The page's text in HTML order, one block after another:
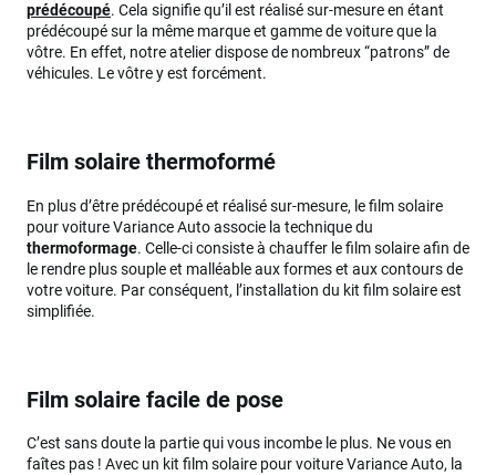
prédécoupé. Cela signifie qu’il est réalisé sur-mesure en étant
prédécoupé sur la même marque et gamme de voiture que la
vôtre. En effet, notre atelier dispose de nombreux “patrons” de
véhicules. Le vôtre y est forcément.
Film solaire thermoformé
En plus d’être prédécoupé et réalisé sur-mesure, le film solaire
pour voiture Variance Auto associe la technique du
thermoformage. Celle-ci consiste à chauffer le film solaire afin de
le rendre plus souple et malléable aux formes et aux contours de
votre voiture. Par conséquent, l’installation du kit film solaire est
simplifiée.
Film solaire facile de pose
C’est sans doute la partie qui vous incombe le plus. Ne vous en
faîtes pas ! Avec un kit film solaire pour voiture Variance Auto, la